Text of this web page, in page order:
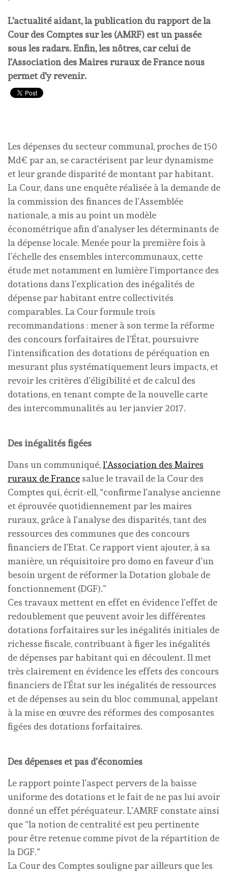
L'actualité aidant, la publication du rapport de la
Cour des Comptes sur les (AMRF) est un passée
sous les radars. Enfin, les nôtres, car celui de
l'Association des Maires ruraux de France nous
permet d'y revenir.
Les dépenses du secteur communal, proches de 150
Md€ par an, se caractérisent par leur dynamisme
et leur grande disparité de montant par habitant.
La Cour, dans une enquête réalisée à la demande de
la commission des finances de l’Assemblée
nationale, a mis au point un modèle
économétrique afin d’analyser les déterminants de
la dépense locale. Menée pour la première fois à
l’échelle des ensembles intercommunaux, cette
étude met notamment en lumière l’importance des
dotations dans l’explication des inégalités de
dépense par habitant entre collectivités
comparables. La Cour formule trois
recommandations : mener à son terme la réforme
des concours forfaitaires de l’État, poursuivre
l’intensification des dotations de péréquation en
mesurant plus systématiquement leurs impacts, et
revoir les critères d’éligibilité et de calcul des
dotations, en tenant compte de la nouvelle carte
des intercommunalités au 1er janvier 2017.
Des inégalités figées
Dans un communiqué,l’Association des Maires
ruraux de France salue le travail de la Cour des
Comptes qui, écrit-ell, “confirme l’analyse ancienne
et éprouvée quotidiennement par les maires
ruraux, grâce à l’analyse des disparités, tant des
ressources des communes que des concours
financiers de l’Etat. Ce rapport vient ajouter, à sa
manière, un réquisitoire pro domo en faveur d’un
besoin urgent de réformer la Dotation globale de
fonctionnement (DGF).”
Ces travaux mettent en effet en évidence l’effet de
redoublement que peuvent avoir les différentes
dotations forfaitaires sur les inégalités initiales de
richesse fiscale, contribuant à figer les inégalités
de dépenses par habitant qui en découlent. Il met
très clairement en évidence les effets des concours
financiers de l’État sur les inégalités de ressources
et de dépenses au sein du bloc communal, appelant
à la mise en œuvre des réformes des composantes
figées des dotations forfaitaires.
Des dépenses et pas d’économies
Le rapport pointe l’aspect pervers de la baisse
uniforme des dotations et le fait de ne pas lui avoir
donné un effet péréquateur. L’AMRF constate ainsi
que “la notion de centralité est peu pertinente
pour être retenue comme pivot de la répartition de
la DGF.”
La Cour des Comptes souligne par ailleurs que les